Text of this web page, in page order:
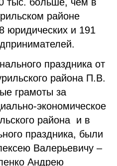
районе
юридических и 191
праздника от
района П.В.
грамоты за
экономическое
района и в
праздника, были
Валерьевичу –
Андрею